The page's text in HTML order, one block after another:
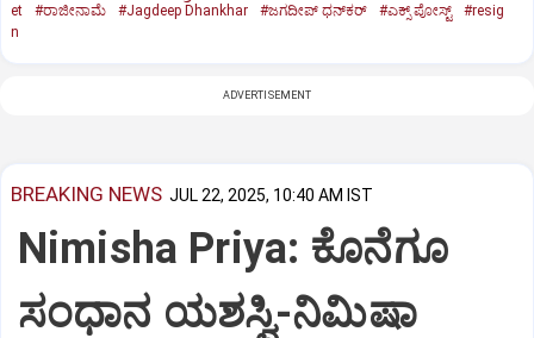
et
#ರಾಜೀನಾಮೆ #Jagdeep Dhankhar #ಜಗದೀಪ್‌ ಧನ್‌ಕರ್‌ #ಎಕ್ಸ್‌ ಪೋಸ್ಟ್
#resig
n
ADVERTISEMENT
BREAKING NEWS JUL 22, 2025, 10:40 AM IST
Nimisha Priya: ಕೊನೆಗೂ
ಸಂಧಾನ ಯಶಸ್ವಿ-ನಿಮಿಷಾ